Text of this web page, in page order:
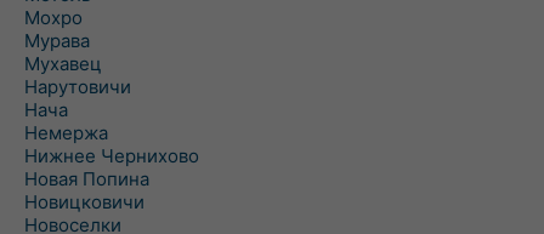
Мохро
Мурава
Мухавец
Нарутовичи
Нача
Немержа
Нижнее Чернихово
Новая Попина
Новицковичи
Новоселки